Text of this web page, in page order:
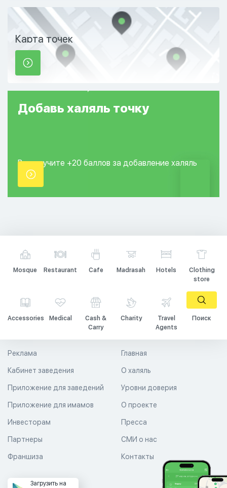
Карта точек
Добавь халяль точку
Вы получите +20 баллов за добавление халяль
точки.
Mosque Restaurant Cafe Madrasah Hotels
Clothing
store
Accessories Medical
Cash &
Carry
Charity
Travel
Agents
Поиск
Главная
О халяль
Уровни доверия
Реклама
Кабинет заведения
Приложение для заведений
Приложение для имамов О проекте
Пресса
СМИ о нас
Контакты
Инвесторам
Партнеры
Франшиза
Загрузить на